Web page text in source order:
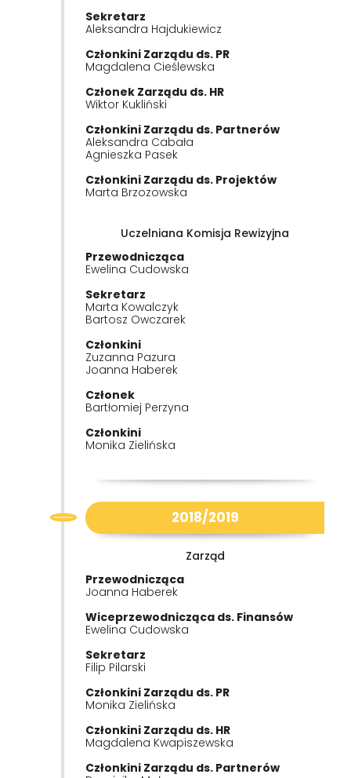
Sekretarz
Aleksandra Hajdukiewicz
Członkini Zarządu ds. PR
Magdalena Cieślewska
Członek Zarządu ds. HR
Wiktor Kukliński
Członkini Zarządu ds. Partnerów
Aleksandra Cabała
Agnieszka Pasek
Członkini Zarządu ds. Projektów
Marta Brzozowska
Uczelniana Komisja Rewizyjna
Przewodnicząca
Ewelina Cudowska
Sekretarz
Marta Kowalczyk
Bartosz Owczarek
Członkini
Zuzanna Pazura
Joanna Haberek
Członek
Bartłomiej Perzyna
Członkini
Monika Zielińska
2018/2019
Zarząd
Przewodnicząca
Joanna Haberek
Wiceprzewodnicząca ds. Finansów
Ewelina Cudowska
Sekretarz
Filip Pilarski
Członkini Zarządu ds. PR
Monika Zielińska
Członkini Zarządu ds. HR
Magdalena Kwapiszewska
Członkini Zarządu ds. Partnerów